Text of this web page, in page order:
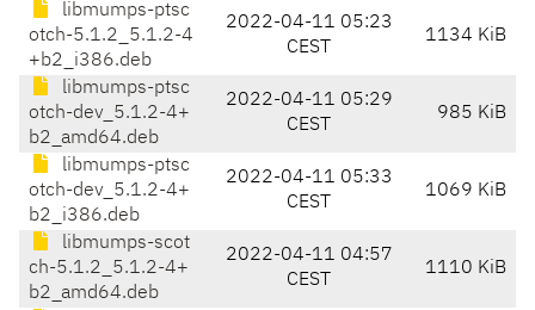
libmumps-ptsc
otch-5.1.2_5.1.2-4
+b2_i386.deb
2022-04-11 05:23
CEST
1134 KiB
libmumps-ptsc
otch-dev_5.1.2-4+
b2_amd64.deb
2022-04-11 05:29
CEST
985 KiB
libmumps-ptsc
otch-dev_5.1.2-4+
b2_i386.deb
2022-04-11 05:33
CEST
1069 KiB
libmumps-scot
ch-5.1.2_5.1.2-4+
b2_amd64.deb
2022-04-11 04:57
CEST
1110 KiB